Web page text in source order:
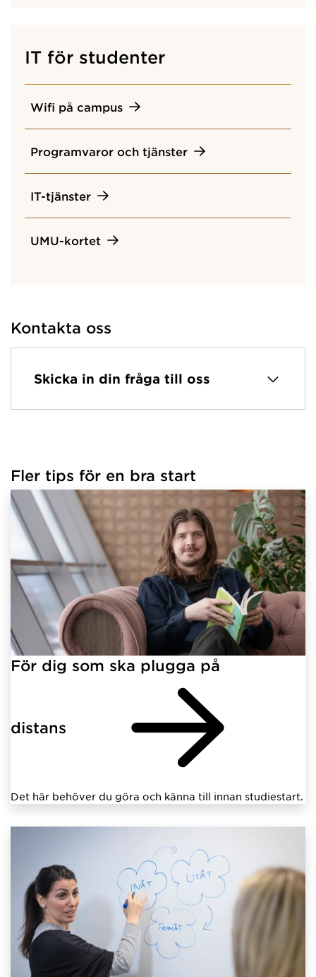
IT för studenter
Wifi på campus
Programvaror och tjänster
IT-tjänster
UMU-kortet
Kontakta oss
Skicka in din fråga till oss
Fler tips för en bra start
För dig som ska plugga på
distans
Det här behöver du göra och känna till innan studiestart.